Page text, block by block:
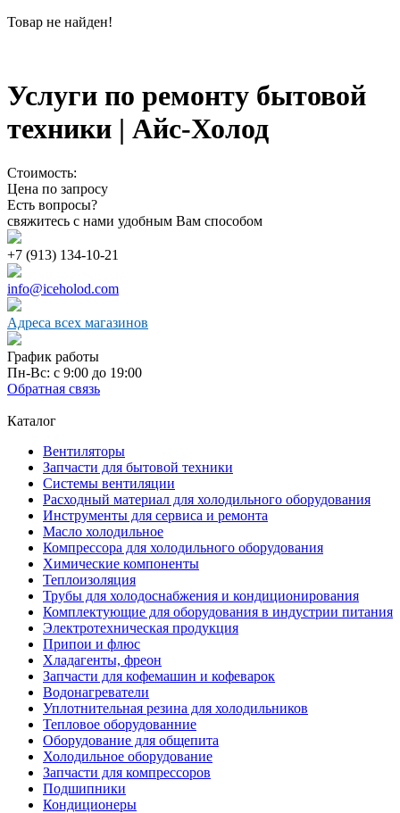
Товар не найден!
Услуги по ремонту бытовой
техники | Айс-Холод
Стоимость:
Цена по запросу
Есть вопросы?
свяжитесь с нами удобным Вам способом
+7 (913) 134-10-21
info@iceholod.com
Адреса всех магазинов
График работы
Пн-Вс: с 9:00 до 19:00
Обратная связь
Каталог
Вентиляторы
Запчасти для бытовой техники
Системы вентиляции
Расходный материал для холодильного оборудования
Инструменты для сервиса и ремонта
Масло холодильное
Компрессора для холодильного оборудования
Химические компоненты
Теплоизоляция
Трубы для холодоснабжения и кондиционирования
Комплектующие для оборудования в индустрии питания
Электротехническая продукция
Припои и флюс
Хладагенты, фреон
Запчасти для кофемашин и кофеварок
Водонагреватели
Уплотнительная резина для холодильников
Тепловое оборудованние
Оборудование для общепита
Холодильное оборудование
Запчасти для компрессоров
Подшипники
Кондиционеры